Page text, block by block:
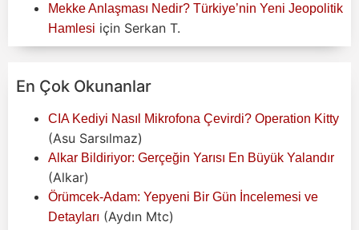
Mekke Anlaşması Nedir? Türkiye’nin Yeni Jeopolitik
Hamlesi için Serkan T.
En Çok Okunanlar
CIA Kediyi Nasıl Mikrofona Çevirdi? Operation Kitty
(Asu Sarsılmaz)
Alkar Bildiriyor: Gerçeğin Yarısı En Büyük Yalandır
(Alkar)
Örümcek-Adam: Yepyeni Bir Gün İncelemesi ve
Detayları (Aydın Mtc)